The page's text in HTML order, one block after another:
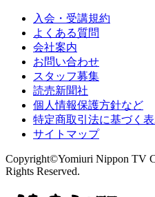
入会・受講規約
よくある質問
会社案内
お問い合わせ
スタッフ募集
読売新聞社
個人情報保護方針など
特定商取引法に基づく
サイトマップ
Copyright©Yomiuri Nippon TV
Rights Reserved.